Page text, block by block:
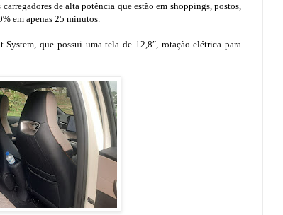
de alta potência que estão em shoppings, postos,
em apenas 25 minutos.
que possui uma tela de 12,8″, rotação elétrica para